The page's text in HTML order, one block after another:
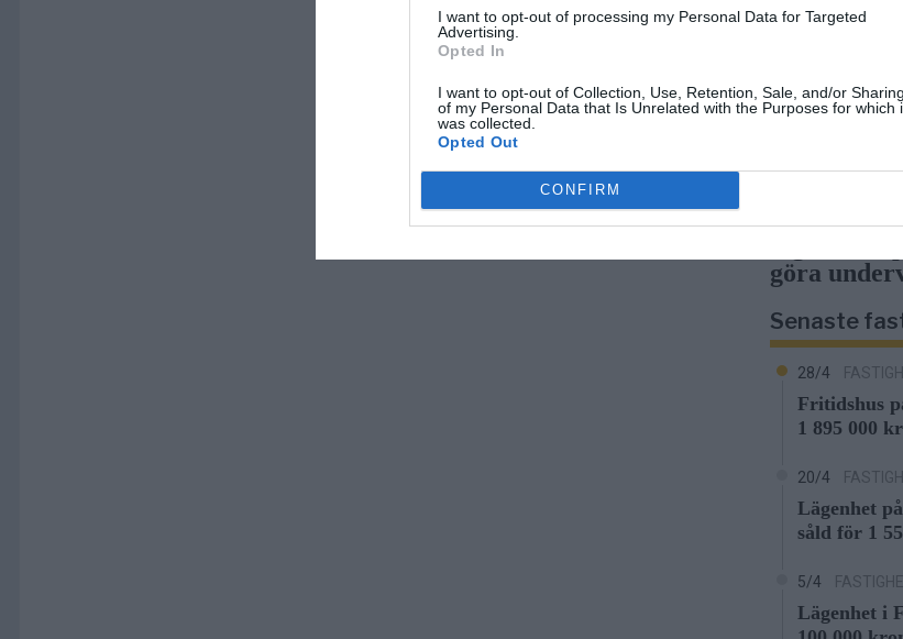
I want to opt-out of processing my Personal Data for Targeted
Advertising.
Opted In
I want to opt-out of Collection, Use, Retention, Sale, and/or Sharing
of my Personal Data that Is Unrelated with the Purposes for which
was collected.
Opted Out
CONFIRM
göra
Senaste
28/4
Fritidshus
1 895 000
20/4
Lägenhet
såld för 1
5/4
Lägenhet i